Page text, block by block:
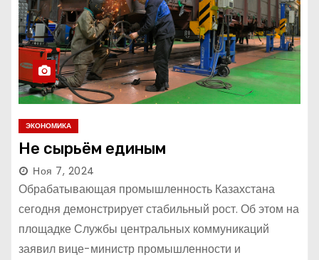
ЭКОНОМИКА
Не сырьём единым
Ноя 7, 2024
Обрабатывающая промышленность Казахстана
сегодня демонстрирует стабильный рост. Об этом на
площадке Службы центральных коммуникаций
заявил вице-министр промышленности и